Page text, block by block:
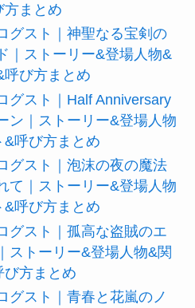
方まとめ
グスト｜神聖なる宝剣の
｜ストーリー&登場人物&
呼び方まとめ
グスト｜Half Anniversary
ン｜ストーリー&登場人物
&呼び方まとめ
グスト｜泡沫の夜の魔法
て｜ストーリー&登場人物
&呼び方まとめ
グスト｜孤高な盗賊のエ
ストーリー&登場人物&関
び方まとめ
グスト｜青春と花嵐のノ